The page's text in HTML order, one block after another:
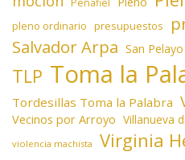
Peñafiel
pleno ordinario presupuestos
Salvador Arpa San Pelayo
TLP Toma la
Tordesillas Toma la Palabra
Vecinos por Arroyo Villanueva
violencia machista Virginia